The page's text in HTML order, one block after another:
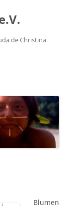
de Christina
Blumen